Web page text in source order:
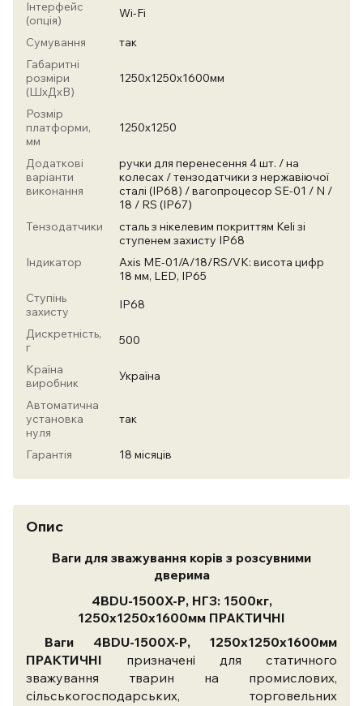
Інтерфейс
(опція)
Wi-Fi
Сумування
так
Габаритні
розміри
(ШхДхВ)
1250х1250х1600мм
Розмір
платформи,
мм
1250х1250
Додаткові
варіанти
виконання
ручки для перенесення 4 шт. / на
колесах / тензодатчики з нержавіючої
сталі (ІР68) / вагопроцесор SE-01 / N /
18 / RS (IP67)
Тензодатчики
сталь з нікелевим покриттям Keli зі
ступенем захисту IP68
Індикатор
Axis ME-01/A/18/RS/VK: висота цифр
18 мм, LED, IP65
Ступінь
захисту
IP68
Дискретність,
г
500
Країна
виробник
Україна
Автоматична
установка
нуля
так
Гарантія 18 місяців
Опис
Ваги для зважування корів з розсувними
дверима
4BDU-1500X-Р, НГЗ: 1500кг,
1250х1250х1600мм ПРАКТИЧНІ
Ваги 4BDU-1500X-Р, 1250х1250х1600мм
ПРАКТИЧНІ призначені для статичного
зважування тварин на промислових,
сільськогосподарських, торговельних